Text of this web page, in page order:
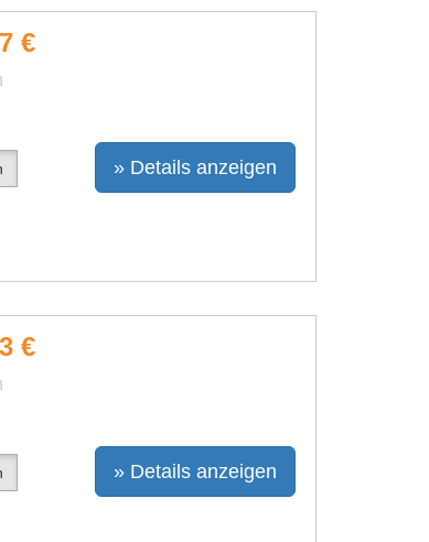
€
» Details anzeigen
€
» Details anzeigen